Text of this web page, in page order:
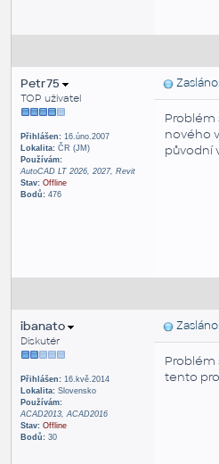
Petr75
TOP uživatel
Přihlášen:16.úno.2007
Lokalita:ČR (JM)
Používám:
AutoCAD LT 2026, 2027, Revit
Stav: Offline
Bodů:476
Problém
nového
původní
ibanato
Diskutér
Přihlášen:16.kvě.2014
Lokalita:Slovensko
Používám:
ACAD2013, ACAD2016
Stav: Offline
Bodů:30
Problém
tento